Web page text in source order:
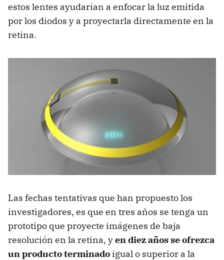
estos lentes ayudarían a enfocar la luz emitida
por los diodos y a proyectarla directamente en la
retina.
Las fechas tentativas que han propuesto los
investigadores, es que en tres años se tenga un
prototipo que proyecte imágenes de baja
resolución en la retina, yen diez años se ofrezca
un producto terminado igual o superior a la